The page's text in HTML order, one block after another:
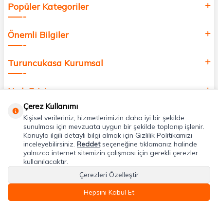
Popüler Kategoriler
Önemli Bilgiler
Turuncukasa Kurumsal
Hızlı Erişim
Uygulamalarımız
Adres & İletişim
Çerez Kullanımı
Kişisel verileriniz, hizmetlerimizin daha iyi bir şekilde
sunulması için mevzuata uygun bir şekilde toplanıp işlenir.
Konuyla ilgili detaylı bilgi almak için Gizlilik Politikamızı
inceleyebilirsiniz. Reddetseçeneğine tıklamanız halinde
yalnızca internet sitemizin çalışması için gerekli çerezler
kullanılacaktır.
Çerezleri Özelleştir
Hepsini Kabul Et